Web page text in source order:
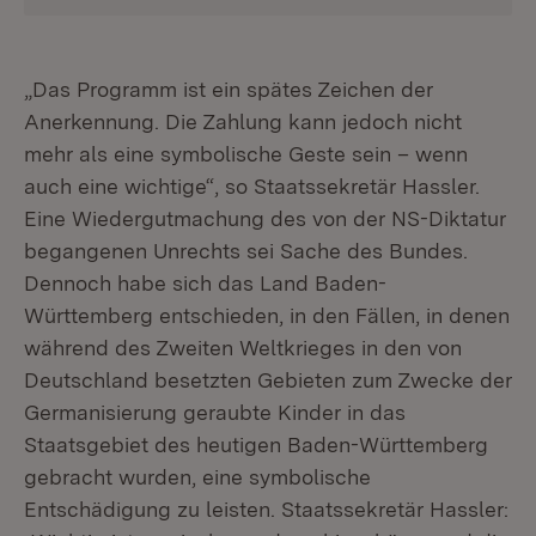
„Das Programm ist ein spätes Zeichen der
Anerkennung. Die Zahlung kann jedoch nicht
mehr als eine symbolische Geste sein – wenn
auch eine wichtige“, so Staatssekretär Hassler.
Eine Wiedergutmachung des von der NS-Diktatur
begangenen Unrechts sei Sache des Bundes.
Dennoch habe sich das Land Baden-
Württemberg entschieden, in den Fällen, in denen
während des Zweiten Weltkrieges in den von
Deutschland besetzten Gebieten zum Zwecke der
Germanisierung geraubte Kinder in das
Staatsgebiet des heutigen Baden-Württemberg
gebracht wurden, eine symbolische
Entschädigung zu leisten. Staatssekretär Hassler: